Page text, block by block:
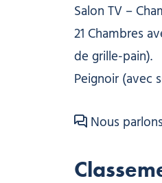
Salon TV –
21 Chambres
de grille-pain).
Peignoir (avec
Nous